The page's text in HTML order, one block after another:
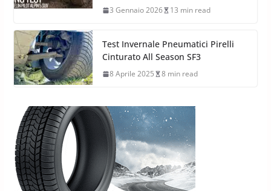
3 Gennaio 2026 13 min read
Test Invernale Pneumatici Pirelli
Cinturato All Season SF3
8 Aprile 2025 8 min read